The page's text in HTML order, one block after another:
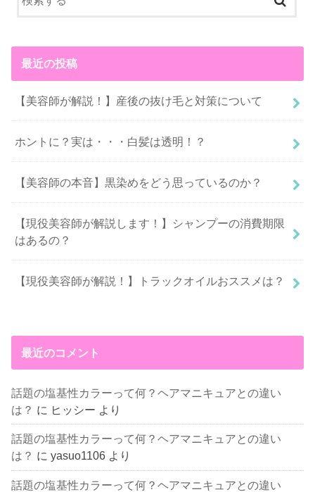
最近の投稿
【美容師が解説！】産後の抜け毛と対策について
ホントに？実は・・・白髪は透明！？
【美容師の本音】黒染めをどう思っているのか？
【現役美容師が解説します！】シャンプーの消費期限
はあるの？
【現役美容師が解説！】トラックオイルおススメは？
最近のコメント
話題の塩基性カラーって何？ヘアマニキュアとの違い
は？ に ヒッシー より
話題の塩基性カラーって何？ヘアマニキュアとの違い
は？ にyasuo1106 より
話題の塩基性カラーって何？ヘアマニキュアとの違い